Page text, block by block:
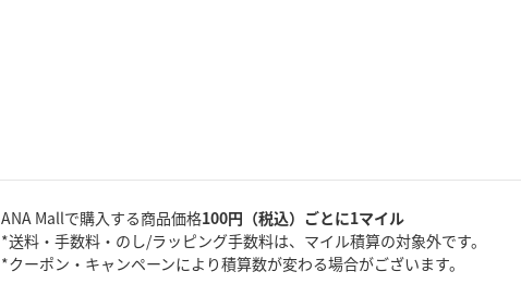
ANA Mallで購入する商品価格100円（税込）ごとに1マイル
*送料・手数料・のし/ラッピング手数料は、マイル積算の対象外です。
*クーポン・キャンペーンにより積算数が変わる場合がございます。